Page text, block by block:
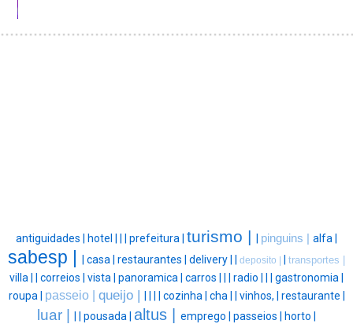
antiguidades | hotel | | | prefeitura | turismo | | pinguins | alfa |
sabesp | | casa | restaurantes | delivery | | deposito | | transportes |
villa | | correios | vista | panoramica | carros | | | radio | | | gastronomia |
roupa | passeio | queijo | | | | | cozinha | cha | | vinhos, | restaurante |
luar | | | pousada | altus | emprego | passeios | horto |